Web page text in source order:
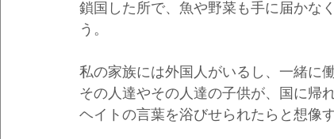
鎖国した所で、魚や野菜も手に届かな
う。
私の家族には外国人がいるし、一緒に
その人達やその人達の子供が、国に帰
ヘイトの言葉を浴びせられたらと想像